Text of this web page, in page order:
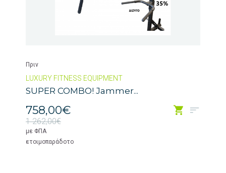
Πριν
LUXURY FITNESS EQUIPMENT
SUPER COMBO! Jammer...
758,00€
1 262,00€
με ΦΠΑ
ετοιμοπαράδοτο